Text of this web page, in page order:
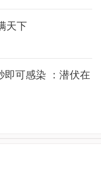
天下
即可感染 ：潜伏在